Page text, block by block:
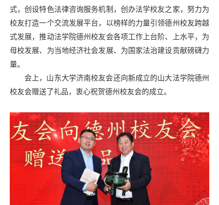
式，创设特色法律咨询服务机制，创办法学校友之家，努力为
校友打造一个交流发展平台，以榜样的力量引领德州校友跨越
式发展，推动法学院德州校友会各项工作上台阶、上水平，为
母校发展、为当地经济社会发展、为国家法治建设贡献磅礴力
量。
会上，山东大学济南校友会还向新成立的山大法学院德州
校友会赠送了礼品，衷心祝贺德州校友会的成立。